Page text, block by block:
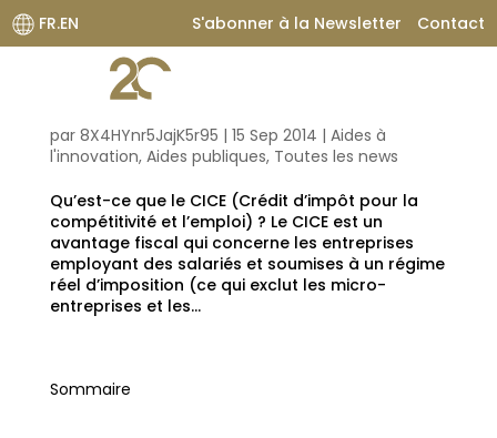
FR.EN S'abonner à la Newsletter Contact
par 8X4HYnr5JajK5r95 | 15 Sep 2014 | Aides à
l'innovation, Aides publiques, Toutes les news
Qu’est-ce que le CICE (Crédit d’impôt pour la
compétitivité et l’emploi) ? Le CICE est un
avantage fiscal qui concerne les entreprises
employant des salariés et soumises à un régime
réel d’imposition (ce qui exclut les micro-
entreprises et les...
Sommaire